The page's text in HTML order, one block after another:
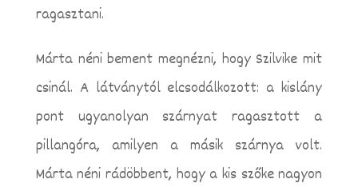
ragasztani.
Márta néni bement megnézni, hogy Szilvike mit
csinál. A látványtól elcsodálkozott: a kislány
pont ugyanolyan szárnyat ragasztott a
pillangóra, amilyen a másik szárnya volt.
Márta néni rádöbbent, hogy a kis szőke nagyon